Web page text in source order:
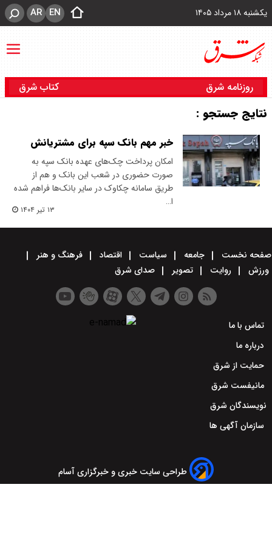
یکشنبه ۱۸ مرداد ۱۴۰۵ EN
AR
روزنامه شرق کتاب شرق
نتایج جستجو :
خبر مهم بانک سپه برای مشتریانش
امکان پرداخت چک‌های عهده بانک سپه به‌
صورت حضوری در شعب این بانک و هم از
طریق سامانه چکاوک در سایر بانک‌ها فراهم شده
ا…
۱۳ تیر ۱۴۰۴
صفحه نخست جامعه سیاست اقتصاد
فرهنگ و هنر
ورزش
روایت تصویر صدای شرق
تماس با ما
درباره ما
حمایت از شرق
مانیفست شرق
نویسندگان شرق
سازمان آگهی ها
طراحی سایت خبری و خبرگزاری آسام